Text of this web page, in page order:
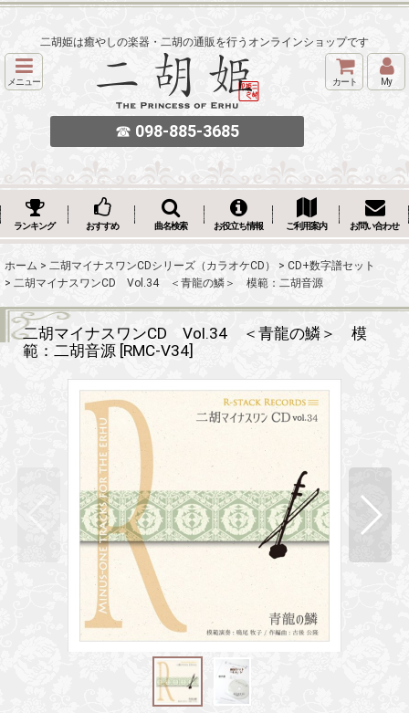
二胡姫は癒やしの楽器・二胡の通販を行うオンラインショップです
メニュー
☎ 098-885-3685
カート My
ランキング おすすめ 曲名検索 お役立ち情報 ご利用案内 お問い合わせ
ホーム > 二胡マイナスワンCDシリーズ（カラオケCD） > CD+数字譜セット
> 二胡マイナスワンCD Vol.34 ＜青龍の鱗＞ 模範：二胡音源
二胡マイナスワンCD Vol.34 ＜青龍の鱗＞ 模
範：二胡音源 [RMC-V34]